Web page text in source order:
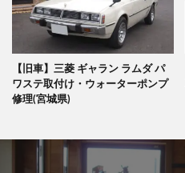
【旧車】三菱 ギャラン ラムダ パ
ワステ取付け・ウォーターポンプ
修理(宮城県)